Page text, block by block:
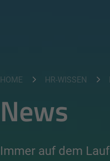
HOME HR-WISSEN
News
Immer auf dem